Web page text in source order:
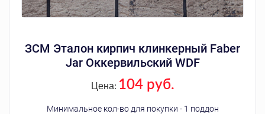
ЗСМ Эталон кирпич клинкерный Faber
Jar Оккервильский WDF
Цена: 104 руб.
Минимальное кол-во для покупки - 1 поддон